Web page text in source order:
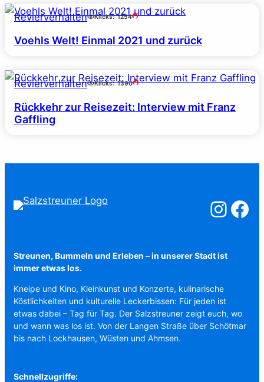
Revierverhalten Klicks: 1254
Voehls Welt! Einmal 2021 und zurück
Revierverhalten Klicks: 1390
Rückkehr zur Reisezeit: Interview mit Franz
Gaffling
Salzstreuner
Streunen, Bummeln und Erleben – in unserer Stadt ist
immer etwas los.
Kneipe und Kino, Kleinkunst und Konzerte, kulinarische
Köstlichkeiten und kulturelle Leckerbissen: Für jeden ist
etwas dabei – Tag für Tag. Der Salzstreuner zeigt euch, wo
und wann was los ist. Von der Langen Straße über Schötmar
bis nach Lockhausen, Wüsten und Ahmsen.
Schnellzugriffe: